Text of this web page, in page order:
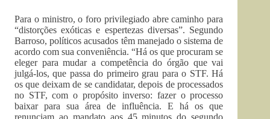
Para o ministro, o foro privilegiado abre caminho para
“distorções exóticas e espertezas diversas”. Segundo
Barroso, políticos acusados têm manejado o sistema de
acordo com sua conveniência. “Há os que procuram se
eleger para mudar a competência do órgão que vai
julgá-los, que passa do primeiro grau para o STF. Há
os que deixam de se candidatar, depois de processados
no STF, com o propósito inverso: fazer o processo
baixar para sua área de influência. E há os que
renunciam ao mandato aos 45 minutos do segundo